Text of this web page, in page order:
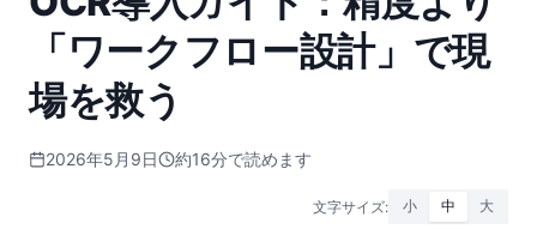
「ワークフロー設計」で現
場を救う
2026年5月9日 約16分で読めます
文字サイズ: 小 中 大